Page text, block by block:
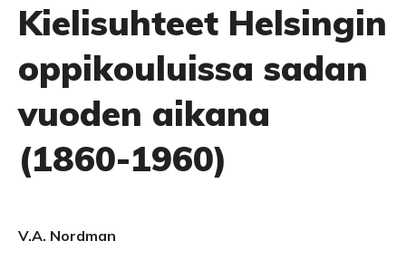
Kielisuhteet Helsingin
oppikouluissa sadan
vuoden aikana
(1860-1960)
V.A. Nordman